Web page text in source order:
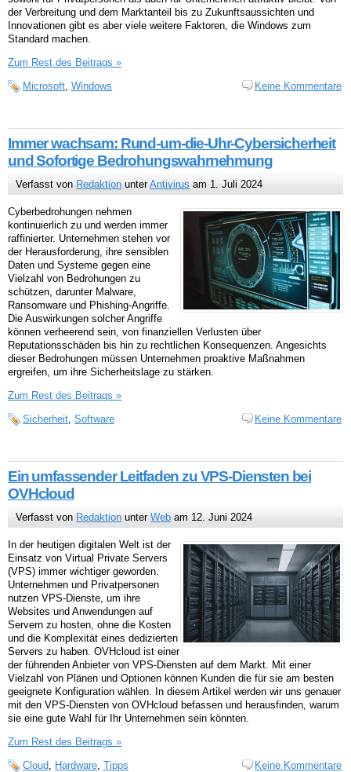
der Verbreitung und dem Marktanteil bis zu Zukunftsaussichten und
Innovationen gibt es aber viele weitere Faktoren, die Windows zum
Standard machen.
Zum Rest des Beitrags »
Microsoft, Windows Keine Kommentare
Immer wachsam: Rund-um-die-Uhr-Cybersicherheit
und Sofortige Bedrohungswahrnehmung
Verfasst von Redaktion unterAntivirus am 1. Juli 2024
Cyberbedrohungen nehmen
kontinuierlich zu und werden immer
raffinierter. Unternehmen stehen vor
der Herausforderung, ihre sensiblen
Daten und Systeme gegen eine
Vielzahl von Bedrohungen zu
schützen, darunter Malware,
Ransomware und Phishing-Angriffe.
Die Auswirkungen solcher Angriffe
können verheerend sein, von finanziellen Verlusten über
Reputationsschäden bis hin zu rechtlichen Konsequenzen. Angesichts
dieser Bedrohungen müssen Unternehmen proaktive Maßnahmen
ergreifen, um ihre Sicherheitslage zu stärken.
Zum Rest des Beitrags »
Sicherheit Software Keine Kommentare
Ein umfassender Leitfaden zu VPS-Diensten bei
OVHcloud
Verfasst von Redaktion unterWeb am 12. Juni 2024
In der heutigen digitalen Welt ist der
Einsatz von Virtual Private Servers
(VPS) immer wichtiger geworden.
Unternehmen und Privatpersonen
nutzen VPS-Dienste, um ihre
Websites und Anwendungen auf
Servern zu hosten, ohne die Kosten
und die Komplexität eines dedizierten
Servers zu haben. OVHcloud ist einer
der führenden Anbieter von VPS-Diensten auf dem Markt. Mit einer
Vielzahl von Plänen und Optionen können Kunden die für sie am besten
geeignete Konfiguration wählen. In diesem Artikel werden wir uns genauer
mit den VPS-Diensten von OVHcloud befassen und herausfinden, warum
sie eine gute Wahl für Ihr Unternehmen sein könnten.
Zum Rest des Beitrags »
Cloud Hardware Tipps Keine Kommentare